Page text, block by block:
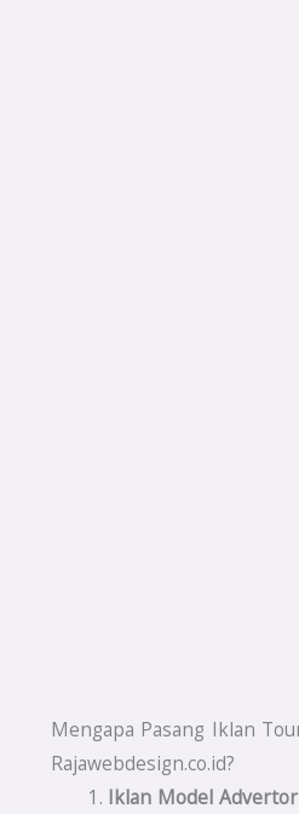
Mengapa Pasang Iklan
Rajawebdesign.co.id?
Iklan Model